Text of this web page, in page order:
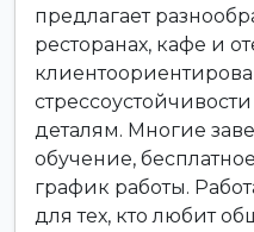
предлагает
ресторанах, кафе и
деталям. Многие
обучение,
график работы.
для тех, кто любит